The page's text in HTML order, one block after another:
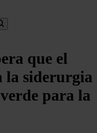
que el
la siderurgia
para la